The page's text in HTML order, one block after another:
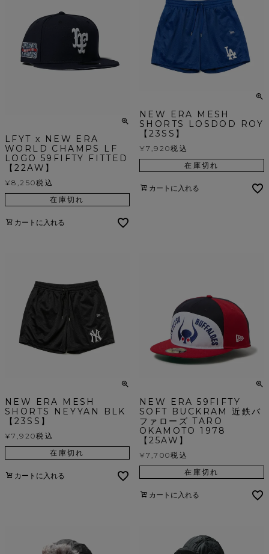
LFYT x NEW ERA
WORLD CHAMPS LF
LOGO 59FIFTY FITTED
【22AW】
¥8,250税込
在庫切れ
カートに入れる
NEW ERA MESH
SHORTS LOSDOD ROY
【23SS】
¥7,920税込
在庫切れ
カートに入れる
NEW ERA MESH
SHORTS NEYYAN BLK
【23SS】
¥7,920税込
在庫切れ
カートに入れる
NEW ERA 59FIFTY
SOFT BUCKRAM 近鉄バ
ファローズ TARO
OKAMOTO 1978
【25AW】
¥7,700税込
在庫切れ
カートに入れる